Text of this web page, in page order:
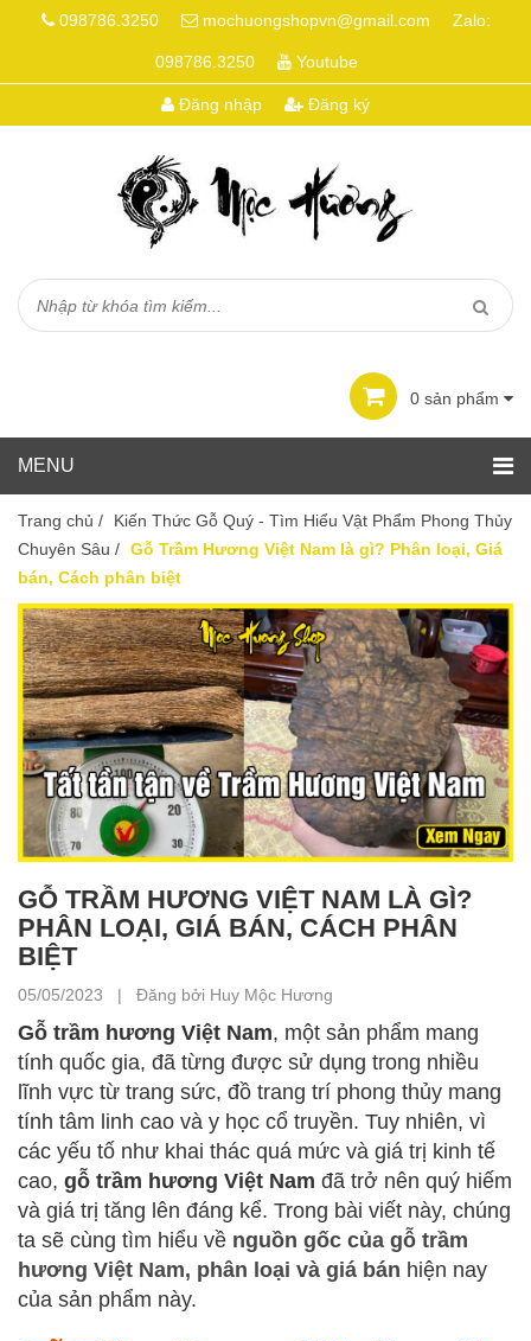
098786.3250 mochuongshopvn@gmail.com Zalo:
098786.3250 Youtube
Đăng nhập Đăng ký
0 sản phẩm
Trang chủ /
Kiến Thức Gỗ Quý - Tìm Hiểu Vật Phẩm Phong Thủy
Chuyên Sâu / Gỗ Trầm Hương Việt Nam là gì? Phân loại, Giá
bán, Cách phân biệt
GỖ TRẦM HƯƠNG VIỆT NAM LÀ GÌ?
PHÂN LOẠI, GIÁ BÁN, CÁCH PHÂN
BIỆT
05/05/2023 | Đăng bởi Huy Mộc Hương
Gỗ trầm hương Việt Nam, một sản phẩm mang
tính quốc gia, đã từng được sử dụng trong nhiều
lĩnh vực từ trang sức, đồ trang trí phong thủy mang
tính tâm linh cao và y học cổ truyền. Tuy nhiên, vì
các yếu tố như khai thác quá mức và giá trị kinh tế
cao, gỗ trầm hương Việt Nam đã trở nên quý hiếm
và giá trị tăng lên đáng kể. Trong bài viết này, chúng
ta sẽ cùng tìm hiểu về nguồn gốc của gỗ trầm
hương Việt Nam, phân loại và giá bán hiện nay
của sản phẩm này.